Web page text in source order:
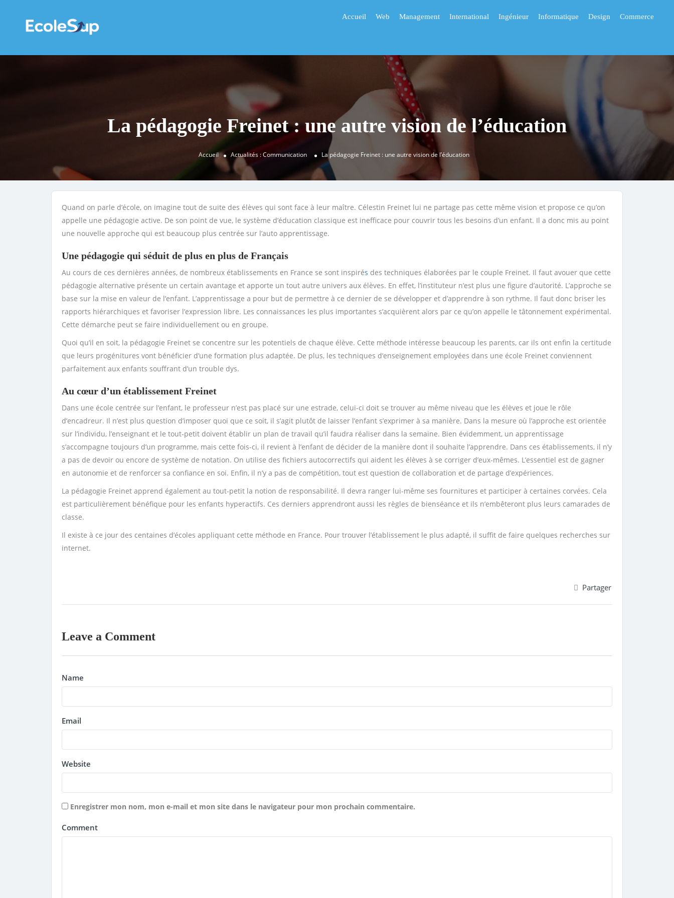
Accueil Web Management International Ingénieur Informatique Design Commerce
La pédagogie Freinet : une autre vision de l’éducation
Accueil Actualités : Communication La pédagogie Freinet : une autre vision de l’éducation
Quand on parle d’école, on imagine tout de suite des élèves qui sont face à leur maître. Célestin Freinet lui ne partage pas cette même vision et propose ce qu’on
appelle une pédagogie active. De son point de vue, le système d’éducation classique est inefficace pour couvrir tous les besoins d’un enfant. Il a donc mis au point
une nouvelle approche qui est beaucoup plus centrée sur l’auto apprentissage.
Une pédagogie qui séduit de plus en plus de Français
Au cours de ces dernières années, de nombreux établissements en France se sont inspirés des techniques élaborées par le couple Freinet. Il faut avouer que cette
pédagogie alternative présente un certain avantage et apporte un tout autre univers aux élèves. En effet, l’instituteur n’est plus une figure d’autorité. L’approche se
base sur la mise en valeur de l’enfant. L’apprentissage a pour but de permettre à ce dernier de se développer et d’apprendre à son rythme. Il faut donc briser les
rapports hiérarchiques et favoriser l’expression libre. Les connaissances les plus importantes s’acquièrent alors par ce qu’on appelle le tâtonnement expérimental.
Cette démarche peut se faire individuellement ou en groupe.
Quoi qu’il en soit, la pédagogie Freinet se concentre sur les potentiels de chaque élève. Cette méthode intéresse beaucoup les parents, car ils ont enfin la certitude
que leurs progénitures vont bénéficier d’une formation plus adaptée. De plus, les techniques d’enseignement employées dans une école Freinet conviennent
parfaitement aux enfants souffrant d’un trouble dys.
Au cœur d’un établissement Freinet
Dans une école centrée sur l’enfant, le professeur n’est pas placé sur une estrade, celui-ci doit se trouver au même niveau que les élèves et joue le rôle
d’encadreur. Il n’est plus question d’imposer quoi que ce soit, il s’agit plutôt de laisser l’enfant s’exprimer à sa manière. Dans la mesure où l’approche est orientée
sur l’individu, l’enseignant et le tout-petit doivent établir un plan de travail qu’il faudra réaliser dans la semaine. Bien évidemment, un apprentissage
s’accompagne toujours d’un programme, mais cette fois-ci, il revient à l’enfant de décider de la manière dont il souhaite l’apprendre. Dans ces établissements, il n’y
a pas de devoir ou encore de système de notation. On utilise des fichiers autocorrectifs qui aident les élèves à se corriger d’eux-mêmes. L’essentiel est de gagner
en autonomie et de renforcer sa confiance en soi. Enfin, il n’y a pas de compétition, tout est question de collaboration et de partage d’expériences.
La pédagogie Freinet apprend également au tout-petit la notion de responsabilité. Il devra ranger lui-même ses fournitures et participer à certaines corvées. Cela
est particulièrement bénéfique pour les enfants hyperactifs. Ces derniers apprendront aussi les règles de bienséance et ils n’embêteront plus leurs camarades de
classe.
Il existe à ce jour des centaines d’écoles appliquant cette méthode en France. Pour trouver l’établissement le plus adapté, il suffit de faire quelques recherches sur
internet.
Partager
Leave a Comment
Name
Email
Website
Enregistrer mon nom, mon e-mail et mon site dans le navigateur pour mon prochain commentaire.
Comment